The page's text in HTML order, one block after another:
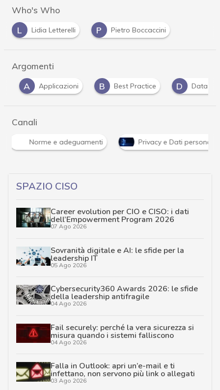
Who's Who
L
Lidia Letterelli P Pietro Boccaccini
Argomenti
A
Applicazioni B Best Practice D Data
Canali
Norme e adeguamenti Privacy e Dati personali
SPAZIO CISO
Career evolution per CIO e CISO: i dati
dell’Empowerment Program 2026
07 Ago 2026
Sovranità digitale e AI: le sfide per la
leadership IT
05 Ago 2026
Cybersecurity360 Awards 2026: le sfide
della leadership antifragile
04 Ago 2026
Fail securely: perché la vera sicurezza si
misura quando i sistemi falliscono
04 Ago 2026
Falla in Outlook: apri un’e-mail e ti
infettano, non servono più link o allegati
03 Ago 2026